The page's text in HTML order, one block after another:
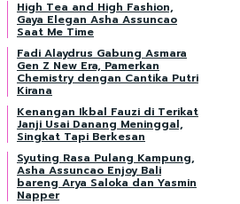
High Tea and High Fashion,
Gaya Elegan Asha Assuncao
Saat Me Time
Fadi Alaydrus Gabung Asmara
Gen Z New Era, Pamerkan
Chemistry dengan Cantika Putri
Kirana
Kenangan Ikbal Fauzi di Terikat
Janji Usai Danang Meninggal,
Singkat Tapi Berkesan
Syuting Rasa Pulang Kampung,
Asha Assuncao Enjoy Bali
bareng Arya Saloka dan Yasmin
Napper